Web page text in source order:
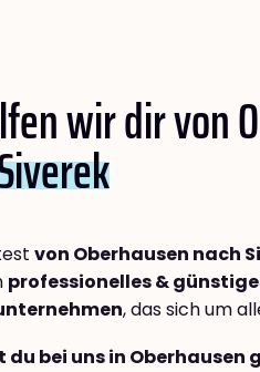
wir dir von
von Oberhausen nach
professionelles &
, das sich um
du bei uns in